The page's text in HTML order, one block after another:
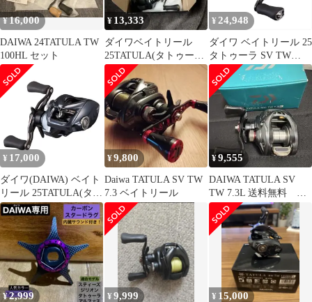
¥16,000
DAIWA 24TATULA TW
100HL セット
¥ 13,333
ダイワベイトリール
25TATULA(タトゥーラ)
SV TW 100XH
¥ 24,948
ダイワ ベイトリール 25
タトゥーラ SV TW
100HL(左)
¥ 17,000
ダイワ(DAIWA) ベイト
リール 25TATULA(タト
ゥーラ) SV TW 100 各
種 (2024年モデル)
¥9,800
Daiwa TATULA SV TW
7.3 ベイトリール
¥9,555
DAIWA TATULA SV
TW 7.3L 送料無料 中
古
¥2,999 ¥9,999 ¥ 15,000